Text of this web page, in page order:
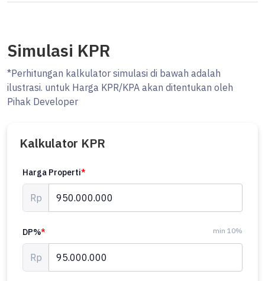
Simulasi KPR
*Perhitungan kalkulator simulasi di bawah adalah
ilustrasi. untuk Harga KPR/KPA akan ditentukan oleh
Pihak Developer
Kalkulator KPR
Harga Properti*
Rp
DP%* min 10%
Rp